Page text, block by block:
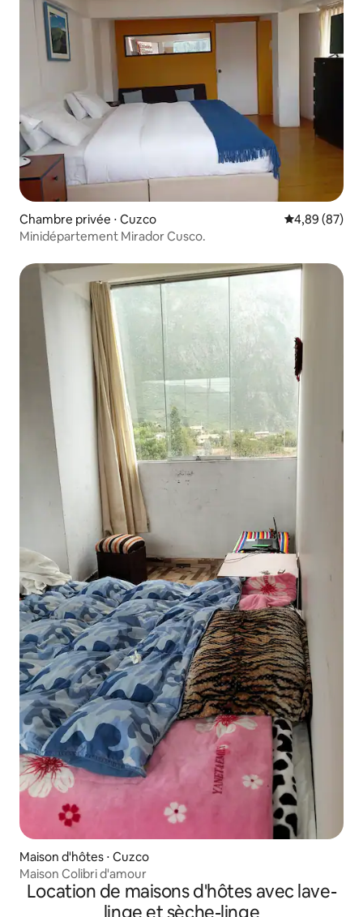
Chambre privée ⋅ Cuzco Évaluation
4,89 (87)
Minidépartement Mirador Cusco.
Maison d'hôtes ⋅ Cuzco
Maison Colibri d'amour
Location de maisons d'hôtes avec lave-